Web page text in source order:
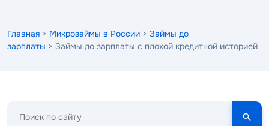
Главная > Микрозаймы в России > Займы до
зарплаты > Займы до зарплаты с плохой кредитной историей